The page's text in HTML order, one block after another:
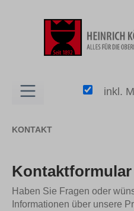
inkl.
KONTAKT
Kontaktformular
Haben Sie Fragen oder
Informationen über unsere